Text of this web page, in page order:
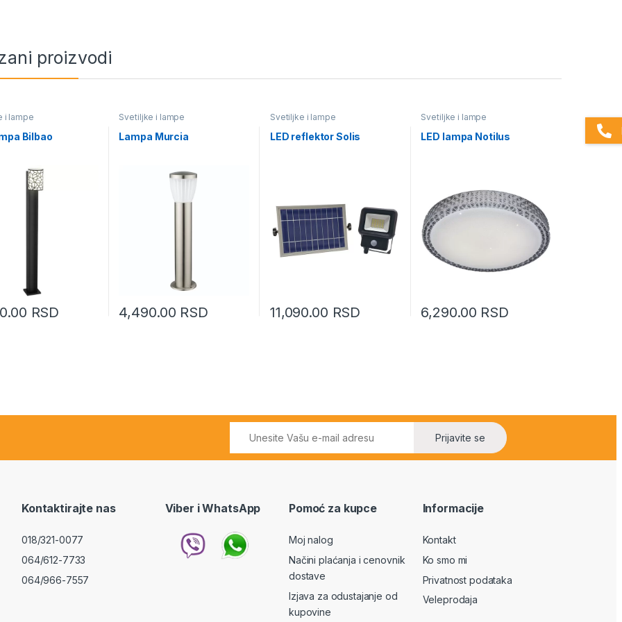
proizvodi
i lampe
Bilbao
RSD
Svetiljke i lampe
Lampa Murcia
4,490.00 RSD
Svetiljke i lampe
LED reflektor Solis
11,090.00 RSD
Svetiljke i lampe
LED lampa Notilus
6,290.00 RSD
Prijavite se
Kontaktirajte nas
018/321-0077
064/612-7733
064/966-7557
Viber i WhatsApp Pomoć za kupce
Moj nalog
Načini plaćanja i cenovnik
dostave
Izjava za odustajanje od
kupovine
Informacije
Kontakt
Ko smo mi
Privatnost podataka
Veleprodaja